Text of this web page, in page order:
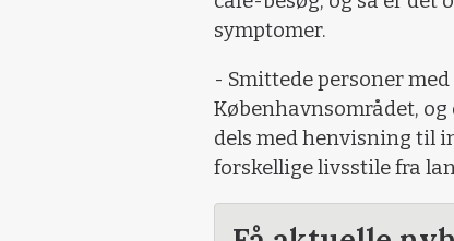
symptomer.
- Smittede personer
Københavnsområdet,
dels med henvisning til
forskellige livsstile fra